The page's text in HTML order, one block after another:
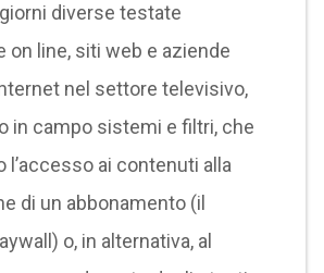
diverse testate
on line, siti web e aziende
nel settore televisivo,
in campo sistemi e filtri, che
l’accesso ai contenuti alla
di un abbonamento (il
o, in alternativa, al